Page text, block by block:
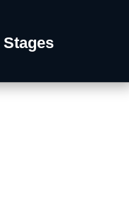
Stages